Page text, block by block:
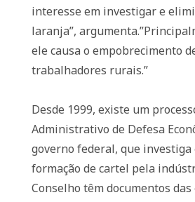
interesse em investigar e
laranja”,
ele causa o empobrecimento
trabalhadores rurais.”
Desde 1999, existe um
Administrativo de Defesa
governo federal, que investiga
formação de cartel pela
Conselho têm documentos